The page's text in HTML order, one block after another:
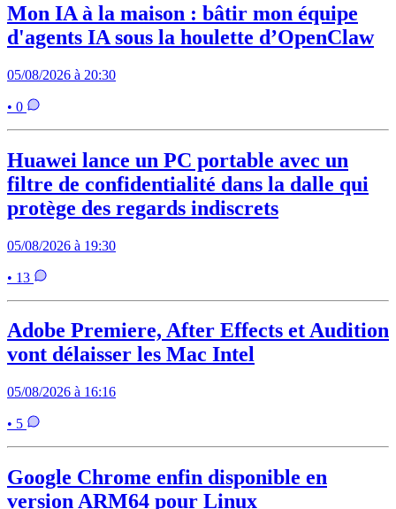
Mon IA à la maison : bâtir mon équipe
d'agents IA sous la houlette d’OpenClaw
05/08/2026 à 20:30
• 0
Huawei lance un PC portable avec un
filtre de confidentialité dans la dalle qui
protège des regards indiscrets
05/08/2026 à 19:30
• 13
Adobe Premiere, After Effects et Audition
vont délaisser les Mac Intel
05/08/2026 à 16:16
• 5
Google Chrome enfin disponible en
version ARM64 pour Linux